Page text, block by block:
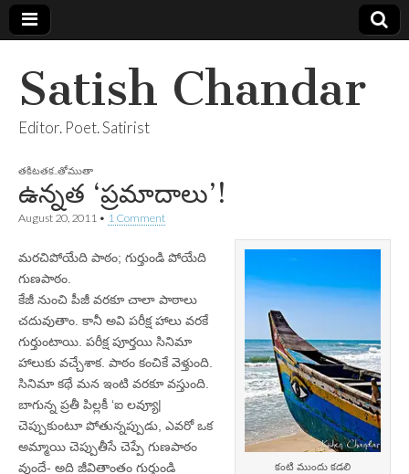
Satish Chandar
Editor. Poet. Satirist
తకిటతక..తోముతా
ఉన్నత ‘ప్రమాదాలు’!
August 20, 2011 • 1 Comment
కంటి ముందు కడలి
మరచిపోయేది పాఠం; గుర్తుండి పోయేది
గుణపాఠం.
కేజీ నుంచి పీజీ వరకూ చాలా పాఠాలు
చదువుతాం. కానీ అవి పరీక్ష హాలు వరకే
గుర్తుంటాయి. పరీక్ష పూర్తయి సినిమా
హాలుకు వచ్చేశాక. పాఠం కంచికే వెళ్తుంది.
సినిమా కథే మన ఇంటి వరకూ వస్తుంది.
బాగున్న ప్రతీ పిల్లకీ ‘ఐ లవ్యూ|
చెప్పుకుంటూ పోతున్నప్పుడు, ఎవరో ఒక
అమ్మాయి చెప్పుతీసే చెప్పే గుణపాఠం
వుందే- అది జీవితాంతం గుర్తుండి